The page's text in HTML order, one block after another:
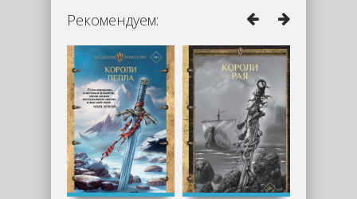
Рекомендуем: